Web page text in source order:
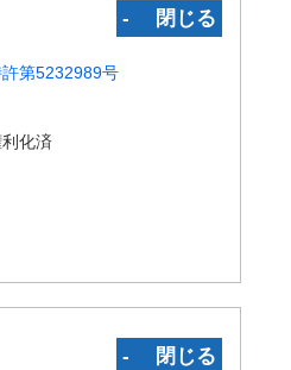
‐ 閉じる
第5232989号
化済
‐ 閉じる